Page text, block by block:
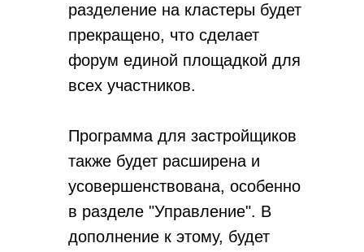
разделение на кластеры будет
прекращено, что сделает
форум единой площадкой для
всех участников.
Программа для застройщиков
также будет расширена и
усовершенствована, особенно
в разделе "Управление". В
дополнение к этому, будет